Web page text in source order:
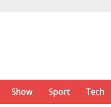
Show Sport Tech